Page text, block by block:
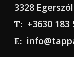
3328
T: +3630 183
E: